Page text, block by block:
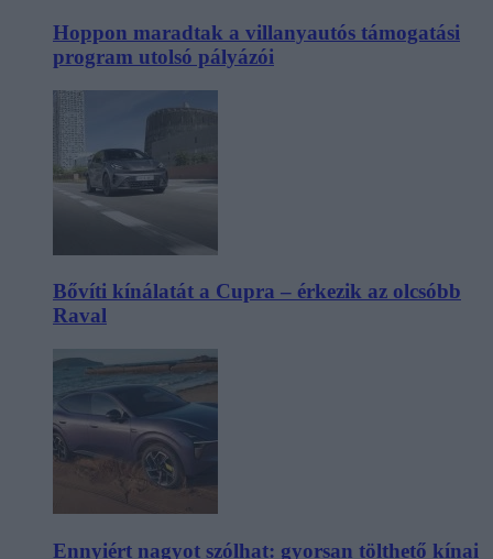
Hoppon maradtak a villanyautós támogatási
program utolsó pályázói
Bővíti kínálatát a Cupra – érkezik az olcsóbb
Raval
Ennyiért nagyot szólhat: gyorsan tölthető kínai